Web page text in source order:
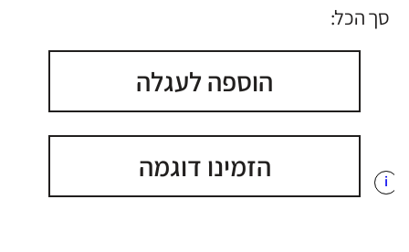
סך הכל:
הוספה לעגלה
הזמינו דוגמה i